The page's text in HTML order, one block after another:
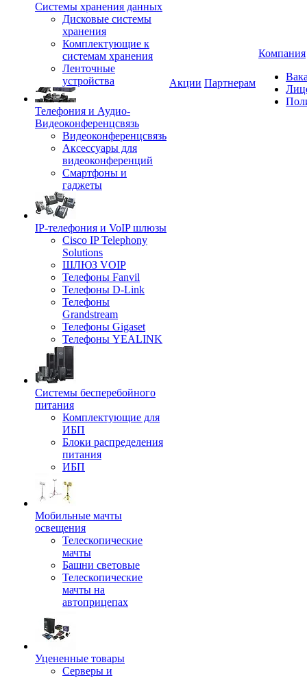
Системы хранения данных
Дисковые системы
хранения
Комплектующие к
системам хранения
Ленточные
устройства
Телефония и Аудио-
Видеоконференцсвязь
Видеоконференцсвязь
Аксессуары для
видеоконференций
Смартфоны и
гаджеты
IP-телефония и VoIP шлюзы
Cisco IP Telephony
Solutions
ШЛЮЗ VOIP
Телефоны Fanvil
Телефоны D-Link
Телефоны
Grandstream
Телефоны Gigaset
Телефоны YEALINK
Системы бесперебойного
питания
Комплектующие для
ИБП
Блоки распределения
питания
ИБП
Мобильные мачты
освещения
Телескопические
мачты
Башни световые
Телескопические
мачты на
автоприцепах
Уцененные товары
Серверы и
Акции Партнерам
Компания